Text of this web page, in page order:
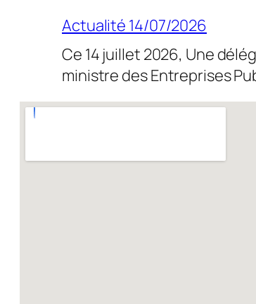
Actualité 14/07/2026
Ce 14 juillet 2026, Une
ministre des Entreprises